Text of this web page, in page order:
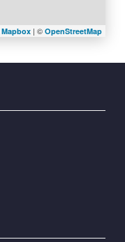
Mapbox | © OpenStreetMap